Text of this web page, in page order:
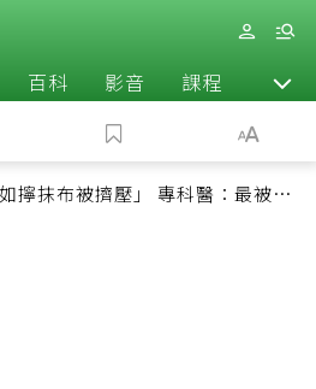
百科 影音 課程 退休
擰抹布被擠壓」 專科醫：最被忽